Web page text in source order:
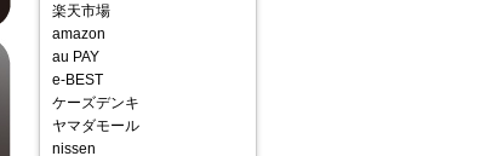
楽天市場
amazon
au PAY
e-BEST
ケーズデンキ
ヤマダモール
nissen